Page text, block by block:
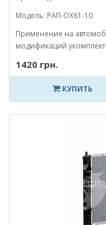
Модель: PAП-OX61-10
Применение на
модификаций
1420 грн.
КУПИТЬ